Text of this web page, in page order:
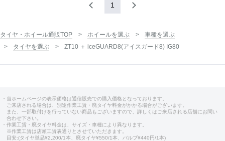
1
タイヤ・ホイール通販TOP ホイールを選ぶ
車種を選ぶ
タイヤを選ぶ
ZT10 ＋ iceGUARD8(アイスガード8) IG80
・当ホームページの表示価格は通信販売での購入価格となっております。
ご来店される場合は、別途作業工賃・廃タイヤ料金がかかる場合がございます。
また、一部取付けを行っていない商品もございますので、詳しくはご来店される店舗にお問い
合わせ下さい。
・作業工賃・廃タイヤ料金は、サイズ・車種により異なります。
※作業工賃は店頭工賃表通りとさせていただきます。
目安:(タイヤ単品¥2,200/1本、廃タイヤ¥550/1本、バルブ¥440円/1本)